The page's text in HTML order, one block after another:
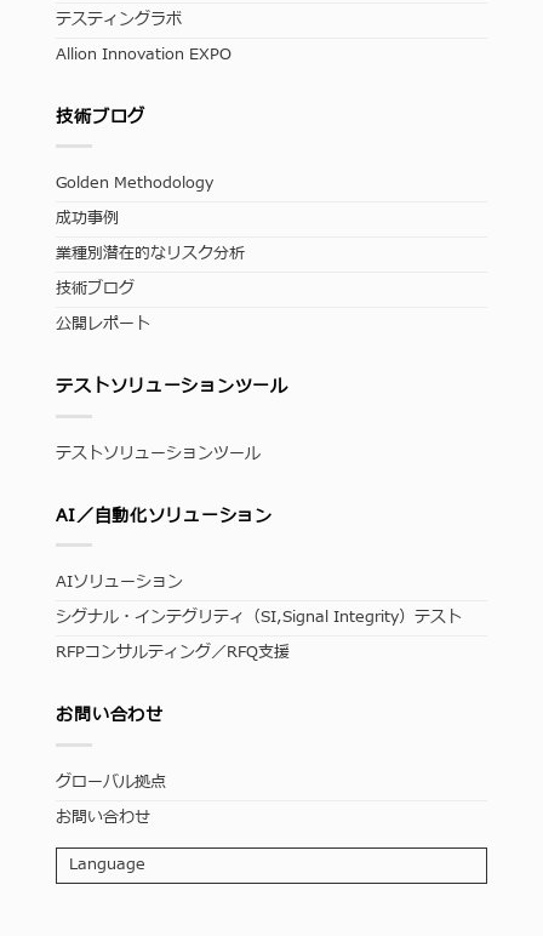
テスティングラボ
Allion Innovation EXPO
技術ブログ
Golden Methodology
成功事例
業種別潜在的なリスク分析
技術ブログ
公開レポート
テストソリューションツール
テストソリューションツール
AI／自動化ソリューション
AIソリューション
シグナル・インテグリティ（SI,Signal Integrity）テスト
RFPコンサルティング／RFQ支援
お問い合わせ
グローバル拠点
お問い合わせ
Language